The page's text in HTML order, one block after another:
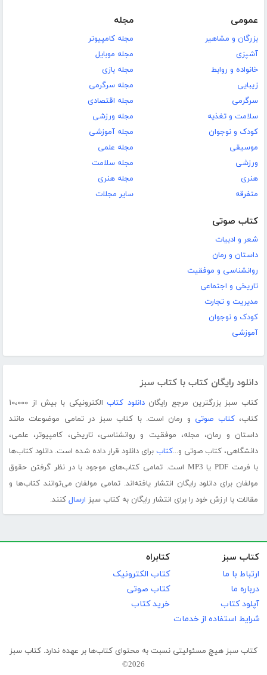
عمومی
بزرگان و مشاهیر
آشپزی
خانواده و روابط
زیبایی
سرگرمی
سلامت و تغذیه
کودک و نوجوان
موسیقی
ورزشی
هنری
متفرقه
مجله
مجله کامپیوتر
مجله موبایل
مجله بازی
مجله سرگرمی
مجله اقتصادی
مجله ورزشی
مجله آموزشی
مجله علمی
مجله سلامت
مجله هنری
سایر مجلات
کتاب صوتی
شعر و ادبیات
داستان و رمان
روانشناسی و موفقیت
تاریخی و اجتماعی
مدیریت و تجارت
کودک و نوجوان
آموزشی
دانلود رایگان کتاب با کتاب سبز
کتاب سبز بزرگترین مرجع رایگاندانلود کتاب
الکترونیکی با بیش از ۱۰،۰۰۰
کتاب،کتاب صوتی و رمان است. با کتاب سبز در تمامی موضوعات مانند
داستان و رمان، مجله، موفقیت و روانشناسی، تاریخی، کامپیوتر، علمی،
دانشگاهی، کتاب صوتی و...کتاب برای دانلود قرار داده شده است. دانلود کتاب‌ها
با فرمت PDF یا MP3 است. تمامی کتاب‌های موجود با در نظر گرفتن حقوق
مولفان برای دانلود رایگان انتشار یافته‌اند. تمامی مولفان می‌توانند کتاب‌ها و
مقالات با ارزش خود را برای انتشار رایگان به کتاب سبز ارسال کنند.
کتاب سبز
ارتباط با ما
درباره ما
آپلود کتاب
شرایط استفاده از خدمات
کتابراه
کتاب الکترونیک
کتاب صوتی
خرید کتاب
کتاب سبز هیچ مسئولیتی نسبت به محتوای کتاب‌ها بر عهده ندارد. کتاب سبز
2026©